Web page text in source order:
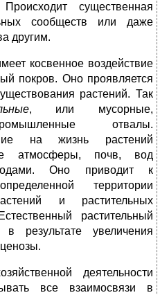
существенная
сообществ или даже
другим.
косвенное воздействие
покров. Оно проявляется
растений. Так
, или мусорные,
отвалы.
на жизнь растений
атмосферы, почв, вод
Оно приводит к
территории
и растительных
растительный
результате увеличения
деятельности
все взаимосвязи в